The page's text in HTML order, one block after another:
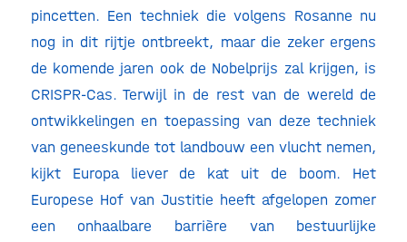
pincetten. Een techniek die volgens Rosanne nu
nog in dit rijtje ontbreekt, maar die zeker ergens
de komende jaren ook de Nobelprijs zal krijgen, is
CRISPR-Cas. Terwijl in de rest van de wereld de
ontwikkelingen en toepassing van deze techniek
van geneeskunde tot landbouw een vlucht nemen,
kijkt Europa liever de kat uit de boom. Het
Europese Hof van Justitie heeft afgelopen zomer
een onhaalbare barrière van bestuurlijke